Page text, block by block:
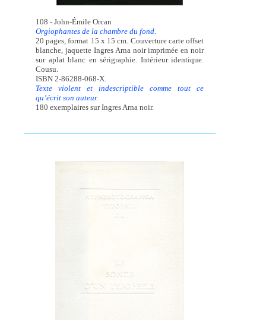
108 - John-Émile Orcan
Orgiophantes de la chambre du fond.
20 pages, format 15 x 15 cm. Couverture carte offset
blanche, jaquette Ingres Arna noir imprimée en noir
sur aplat blanc en sérigraphie. Intérieur identique.
Cousu.
ISBN 2-86288-068-X.
Texte violent et indescriptible comme tout ce
qu’écrit son auteur.
180 exemplaires sur Ingres Arna noir.